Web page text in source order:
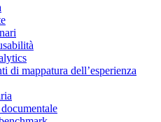
di mappatura dell’esperienza